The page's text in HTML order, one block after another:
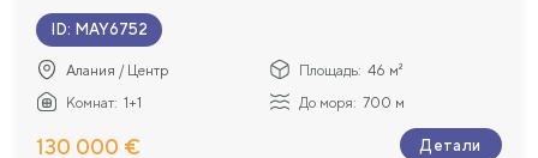
ID: MAY6752
Алания / Центр Площадь: 46 м²
Комнат: 1+1 До моря: 700 м
130 000 € Детали